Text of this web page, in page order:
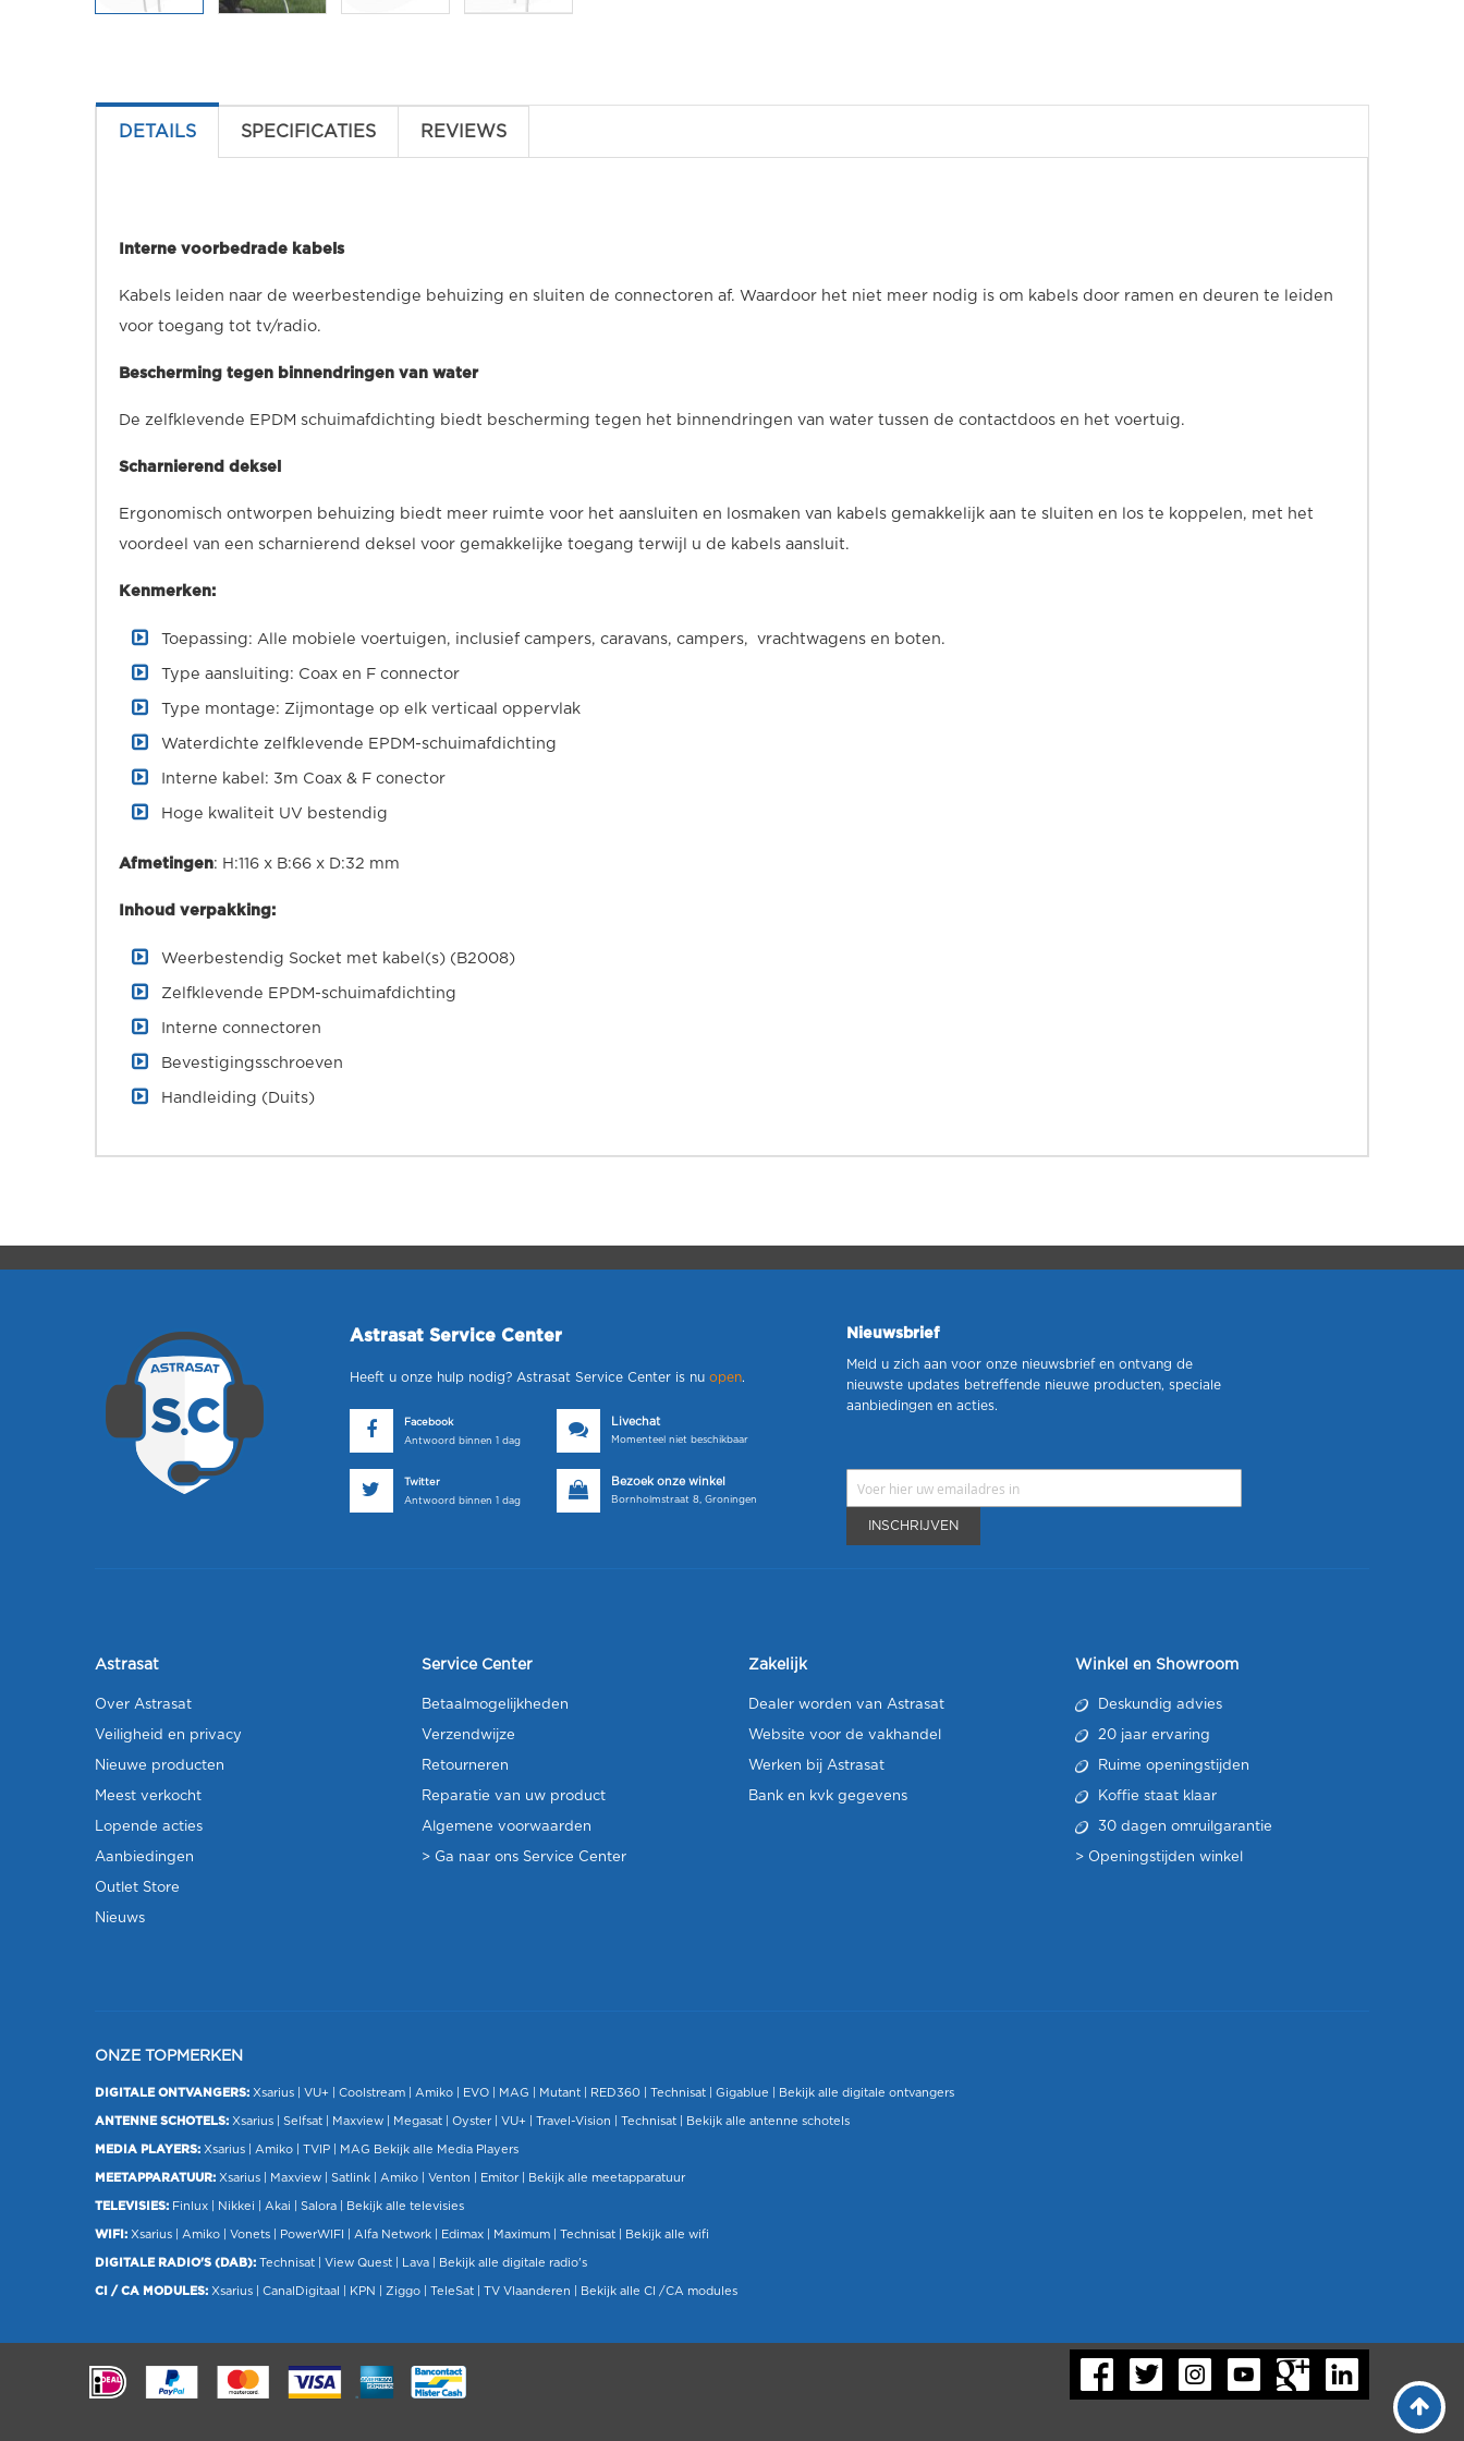
DETAILS SPECIFICATIES REVIEWS
Interne voorbedrade kabels
Kabels leiden naar de weerbestendige behuizing en sluiten de connectoren af. Waardoor het niet meer nodig is om kabels door ramen en deuren te leiden
voor toegang tot tv/radio.
Bescherming tegen binnendringen van water
De zelfklevende EPDM schuimafdichting biedt bescherming tegen het binnendringen van water tussen de contactdoos en het voertuig.
Scharnierend deksel
Ergonomisch ontworpen behuizing biedt meer ruimte voor het aansluiten en losmaken van kabels gemakkelijk aan te sluiten en los te koppelen, met het
voordeel van een scharnierend deksel voor gemakkelijke toegang terwijl u de kabels aansluit.
Kenmerken:
Toepassing: Alle mobiele voertuigen, inclusief campers, caravans, campers, vrachtwagens en boten.
Type aansluiting: Coax en F connector
Type montage: Zijmontage op elk verticaal oppervlak
Waterdichte zelfklevende EPDM-schuimafdichting
Interne kabel: 3m Coax & F conector
Hoge kwaliteit UV bestendig
Afmetingen: H:116 x B:66 x D:32 mm
Inhoud verpakking:
Weerbestendig Socket met kabel(s) (B2008)
Zelfklevende EPDM-schuimafdichting
Interne connectoren
Bevestigingsschroeven
Handleiding (Duits)
Astrasat Service Center
Heeft u onze hulp nodig? Astrasat Service Center is nu open.
Facebook
Antwoord binnen 1 dag
Livechat
Momenteel niet beschikbaar
Twitter
Antwoord binnen 1 dag
Bezoek onze winkel
Bornholmstraat 8, Groningen
Nieuwsbrief
Meld u zich aan voor onze nieuwsbrief en ontvang de
nieuwste updates betreffende nieuwe producten, speciale
aanbiedingen en acties.
INSCHRIJVEN
Astrasat
Over Astrasat
Veiligheid en privacy
Nieuwe producten
Meest verkocht
Lopende acties
Aanbiedingen
Outlet Store
Nieuws
Service Center
Betaalmogelijkheden
Verzendwijze
Retourneren
Reparatie van uw product
Algemene voorwaarden
> Ga naar ons Service Center
Zakelijk
Dealer worden van Astrasat
Website voor de vakhandel
Werken bij Astrasat
Bank en kvk gegevens
Winkel en Showroom
Deskundig advies
20 jaar ervaring
Ruime openingstijden
Koffie staat klaar
30 dagen omruilgarantie
> Openingstijden winkel
ONZE TOPMERKEN
DIGITALE ONTVANGERS: Xsarius VU+ | Coolstream | Amiko EVO MAG Mutant | RED360 | Technisat Gigablue Bekijk alle digitale ontvangers
ANTENNE SCHOTELS: Xsarius Selfsat Maxview Megasat | Oyster | VU+ Travel-Vision Technisat Bekijk alle antenne schotels
MEDIA PLAYERS: Xsarius Amiko TVIP MAG Bekijk alle Media Players
MEETAPPARATUUR: Xsarius Maxview Satlink Amiko Venton Emitor Bekijk alle meetapparatuur
TELEVISIES: Finlux | Nikkei | Akai Salora Bekijk alle televisies
WIFI: Xsarius Amiko Vonets PowerWIFI Alfa Network Edimax | Maximum | Technisat Bekijk alle wifi
DIGITALE RADIO'S (DAB): Technisat View Quest Lava Bekijk alle digitale radio's
CI / CA MODULES: Xsarius CanalDigitaal KPN Ziggo TeleSat TV Vlaanderen Bekijk alle CI /CA modules
.